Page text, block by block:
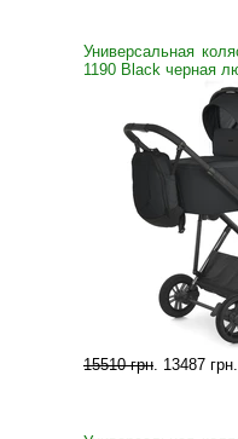
Универсальная
1190 Black черная
15510 грн. 13487 грн.